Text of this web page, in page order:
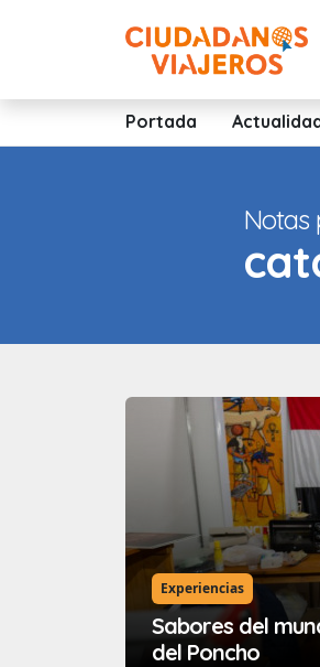
Portada
Notas
Experiencias
Sabores del
del Poncho